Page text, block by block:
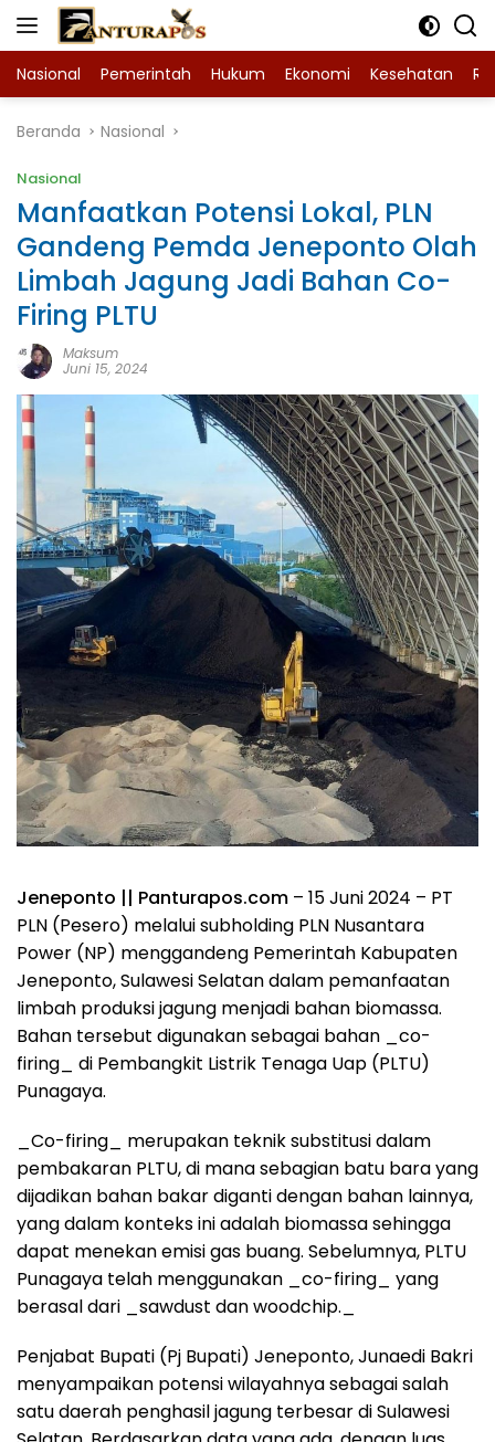
Langsung
Nasional Pemerintah Hukum Ekonomi Kesehatan
Beranda Nasional
Nasional
Manfaatkan Potensi Lokal, PLN
Gandeng Pemda Jeneponto Olah
Limbah Jagung Jadi Bahan Co-
Firing PLTU
Maksum
Juni 15, 2024
Jeneponto || Panturapos.com – 15 Juni 2024 – PT
PLN (Pesero) melalui subholding PLN Nusantara
Power (NP) menggandeng Pemerintah Kabupaten
Jeneponto, Sulawesi Selatan dalam pemanfaatan
limbah produksi jagung menjadi bahan biomassa.
Bahan tersebut digunakan sebagai bahan _co-
firing_ di Pembangkit Listrik Tenaga Uap (PLTU)
Punagaya.
_Co-firing_ merupakan teknik substitusi dalam
pembakaran PLTU, di mana sebagian batu bara yang
dijadikan bahan bakar diganti dengan bahan lainnya,
yang dalam konteks ini adalah biomassa sehingga
dapat menekan emisi gas buang. Sebelumnya, PLTU
Punagaya telah menggunakan _co-firing_ yang
berasal dari _sawdust dan woodchip._
Penjabat Bupati (Pj Bupati) Jeneponto, Junaedi Bakri
menyampaikan potensi wilayahnya sebagai salah
satu daerah penghasil jagung terbesar di Sulawesi